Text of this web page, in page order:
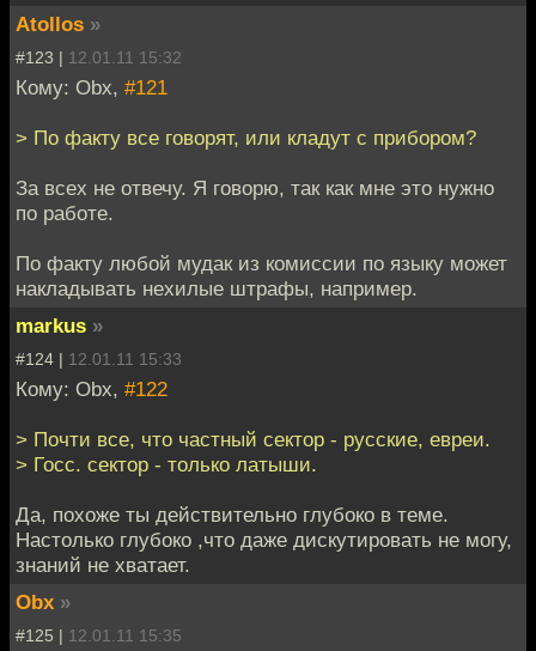
Atollos »
#123 | 12.01.11 15:32
Кому: Obx, #121
> По факту все говорят, или кладут с прибором?
За всех не отвечу. Я говорю, так как мне это нужно
по работе.
По факту любой мудак из комиссии по языку может
накладывать нехилые штрафы, например.
markus »
#124 | 12.01.11 15:33
Кому: Obx, #122
> Почти все, что частный сектор - русские, евреи.
> Госс. сектор - только латыши.
Да, похоже ты действительно глубоко в теме.
Настолько глубоко ,что даже дискутировать не могу,
знаний не хватает.
Obx »
#125 | 12.01.11 15:35